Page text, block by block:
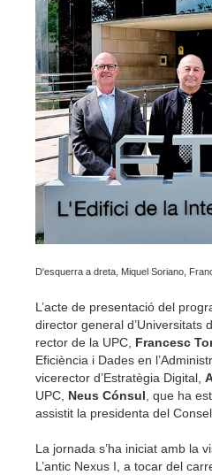
D'esquerra a dreta, Miquel Soriano,
L’acte de presentació del
director general d’Universitats
rector de la UPC, Francesc
Eficiència i Dades en
vicerector d’Estratègia Digital,
UPC, Neus Cónsul , que ha
assistit la presidenta del
La jornada s’ha iniciat amb la
L’antic Nexus I, a tocar del